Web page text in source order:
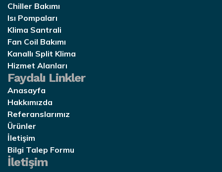
Chiller Bakımı
Isı Pompaları
Klima Santrali
Fan Coil Bakımı
Kanallı Split Klima
Hizmet Alanları
Faydalı Linkler
Anasayfa
Hakkımızda
Referanslarımız
Ürünler
İletişim
Bilgi Talep Formu
İletişim